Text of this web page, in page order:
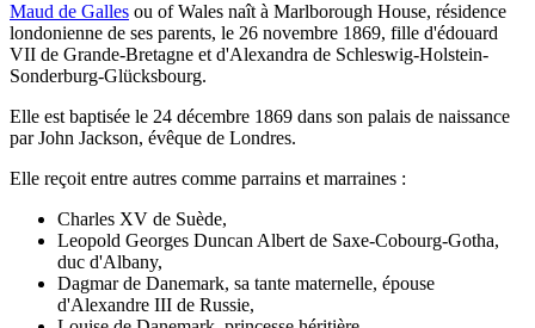
Maud de Galles ou of Wales naît à Marlborough House, résidence
londonienne de ses parents, le 26 novembre 1869, fille d'édouard
VII de Grande-Bretagne et d'Alexandra de Schleswig-Holstein-
Sonderburg-Glücksbourg.
Elle est baptisée le 24 décembre 1869 dans son palais de naissance
par John Jackson, évêque de Londres.
Elle reçoit entre autres comme parrains et marraines :
Charles XV de Suède,
Leopold Georges Duncan Albert de Saxe-Cobourg-Gotha,
duc d'Albany,
Dagmar de Danemark, sa tante maternelle, épouse
d'Alexandre III de Russie,